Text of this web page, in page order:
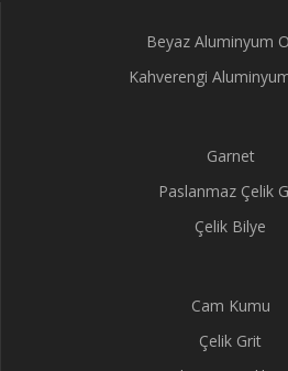
Beyaz Aluminyum
Kahverengi
Garnet
Paslanmaz Çelik
Çelik Bilye
Cam Kumu
Çelik Grit